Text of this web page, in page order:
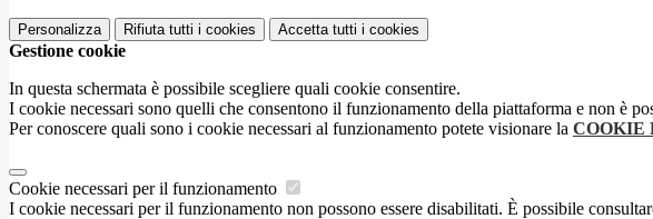
Personalizza Rifiuta tutti i cookies Accetta tutti i cookies
Gestione cookie
In questa schermata è possibile scegliere quali cookie consentire.
I cookie necessari sono quelli che consentono il funzionamento della piattaforma e non è
Per conoscere quali sono i cookie necessari al funzionamento potete visionare la COOKIE
Cookie necessari per il funzionamento
I cookie necessari per il funzionamento non possono essere disabilitati. È possibile